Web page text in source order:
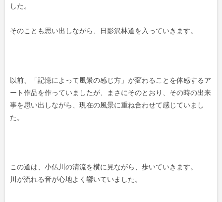
した。
そのことも思い出しながら、日影沢林道を入っていきます。
以前、「記憶によって風景の感じ方」が変わることを体感するア
ート作品を作っていましたが、まさにそのとおり、その時の出来
事を思い出しながら、現在の風景に重ね合わせて感じていまし
た。
この道は、小仏川の清流を横に見ながら、歩いていきます。
川が流れる音が心地よく響いていました。